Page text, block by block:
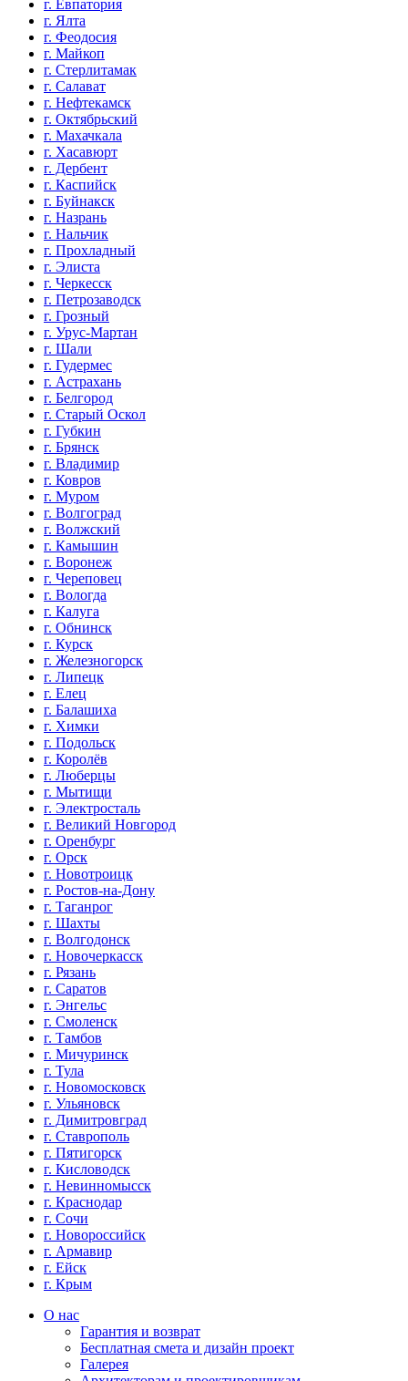
г. Евпатория
г. Ялта
г. Феодосия
г. Майкоп
г. Стерлитамак
г. Салават
г. Нефтекамск
г. Октябрьский
г. Махачкала
г. Хасавюрт
г. Дербент
г. Каспийск
г. Буйнакск
г. Назрань
г. Нальчик
г. Прохладный
г. Элиста
г. Черкесск
г. Петрозаводск
г. Грозный
г. Урус-Мартан
г. Шали
г. Гудермес
г. Астрахань
г. Белгород
г. Старый Оскол
г. Губкин
г. Брянск
г. Владимир
г. Ковров
г. Муром
г. Волгоград
г. Волжский
г. Камышин
г. Воронеж
г. Череповец
г. Вологда
г. Калуга
г. Обнинск
г. Курск
г. Железногорск
г. Липецк
г. Елец
г. Балашиха
г. Химки
г. Подольск
г. Королёв
г. Люберцы
г. Мытищи
г. Электросталь
г. Великий Новгород
г. Оренбург
г. Орск
г. Новотроицк
г. Ростов-на-Дону
г. Таганрог
г. Шахты
г. Волгодонск
г. Новочеркасск
г. Рязань
г. Саратов
г. Энгельс
г. Смоленск
г. Тамбов
г. Мичуринск
г. Тула
г. Новомосковск
г. Ульяновск
г. Димитровград
г. Ставрополь
г. Пятигорск
г. Кисловодск
г. Невинномысск
г. Краснодар
г. Сочи
г. Новороссийск
г. Армавир
г. Ейск
г. Крым
О нас
Гарантия и возврат
Бесплатная смета и дизайн проект
Галерея